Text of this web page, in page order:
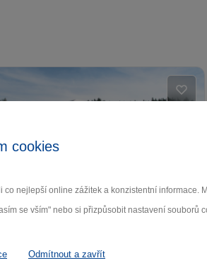
cookies
co nejlepší online zážitek a konzistentní informace.
se vším" nebo si přizpůsobit nastavení souborů
Odmítnout a zavřít
– Hlava XXII v Dolním
Město